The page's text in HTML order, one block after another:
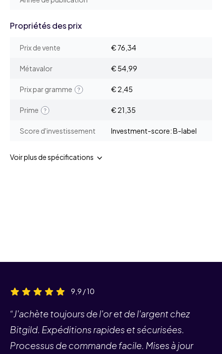
Propriétés des prix
Prix de vente € 76,34
Métavalor € 54,99
Prix par gramme € 2,45
Prime € 21,35
Score d'investissement Investment-score: B-label
Voir plus de spécifications
9,9 / 10
“J'achète toujours de l'or et de l'argent chez
Bitgild. Expéditions rapides et sécurisées.
Processus de commande facile. Mises à jour